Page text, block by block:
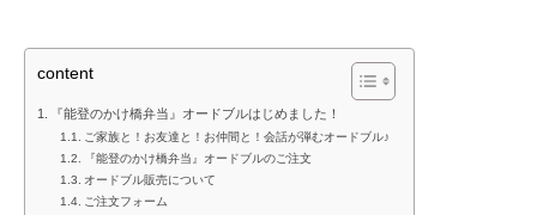
content
『能登のかけ橋弁当』オードブルはじめました！
ご家族と！お友達と！お仲間と！会話が弾むオードブル♪
『能登のかけ橋弁当』オードブルのご注文
オードブル販売について
ご注文フォーム